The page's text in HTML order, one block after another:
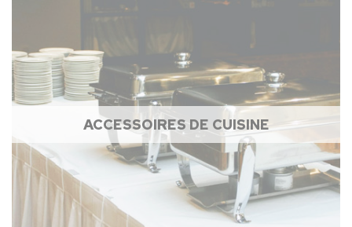
ACCESSOIRES DE CUISINE